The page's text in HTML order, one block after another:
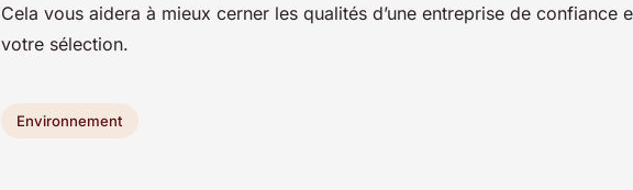
Cela vous aidera à mieux cerner les qualités d’une entreprise de confiance
votre sélection.
Environnement